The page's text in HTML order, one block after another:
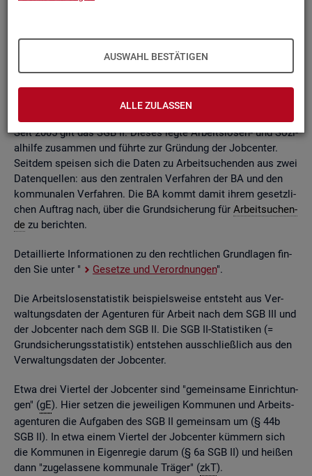
AUSWAHL BESTÄTIGEN
ALLE ZULASSEN
Grund­la­ge kön­nen Be­stän­de, Zu- und Ab­gän­ge,Dau­ern, Leis­
tungs­hö­hen und viele an­de­re sta­tis­ti­sche Mess­grö­ßen er­mit­
telt wer­den. Die Werte lie­gen re­gio­nal tief ge­glie­dert und
nach viel­fäl­ti­gen so­zio­de­mo­gra­fi­schen und er­werbs­bio­gra­fi­
Seit 2005 gilt das SGB II. Die­ses legte Ar­beits­lo­sen- und So­zi­
al­hil­fe zu­sam­men und führ­te zur Grün­dung der Job­cen­ter.
Seit­dem spei­sen sich die Daten zu Ar­beit­su­chen­den aus zwei
Da­ten­quel­len: aus den zen­tra­len Ver­fah­ren der BA und den
kom­mu­na­len Ver­fah­ren. Die BA kommt damit ihrem ge­setz­li­
chen Auf­trag nach, über die Grund­si­che­rung für Ar­beit­su­chen­
de zu be­rich­ten.
De­tail­lier­te In­for­ma­tio­nen zu den recht­li­chen Grund­la­gen fin­
den Sie unter "
Ge­set­ze und Ver­ord­nun­gen".
Die Ar­beits­lo­sen­sta­tis­tik bei­spiels­wei­se ent­steht aus Ver­
wal­tungs­da­ten der Agen­tu­ren für Ar­beit nach dem SGB III und
der Job­cen­ter nach dem SGB II. Die SGB II-Sta­tis­ti­ken (=
Grund­si­che­rungs­sta­tis­tik) ent­ste­hen aus­schlie­ß­lich aus den
Ver­wal­tungs­da­ten der Job­cen­ter.
Etwa drei Vier­tel der Job­cen­ter sind "ge­mein­sa­me Ein­rich­tun­
gen" (gE). Hier set­zen die je­wei­li­gen Kom­mu­nen und Ar­beits­
agen­tu­ren die Auf­ga­ben des SGB II ge­mein­sam um (§ 44b
SGB II). In etwa einem Vier­tel der Job­cen­ter küm­mern sich
die Kom­mu­nen in Ei­gen­re­gie darum (§ 6a SGB II) und hei­ßen
dann "zu­ge­las­se­ne kom­mu­na­le Trä­ger" (zkT).